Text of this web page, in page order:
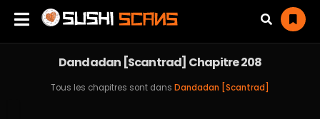
Dandadan [Scantrad] Chapitre 208
Tous les chapitres sont dans Dandadan [Scantrad]